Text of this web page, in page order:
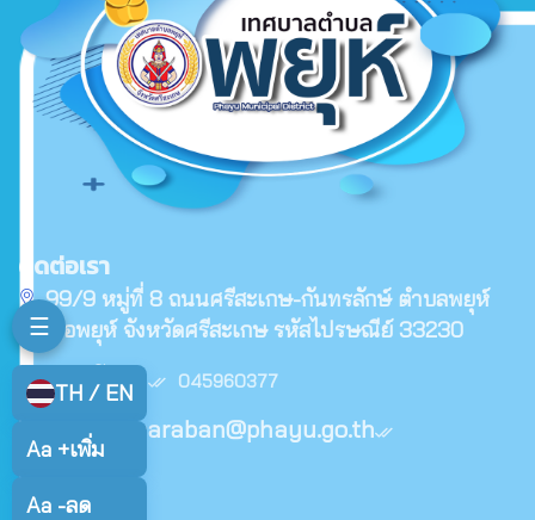
☰
TH / EN
Aa +เพิ่ม
Aa -ลด
ติดต่อเรา
99/9 หมู่ที่ 8 ถนนศรีสะเกษ-กันทรลักษ์ ตำบลพยุห์
อำเภอพยุห์ จังหวัดศรีสะเกษ รหัสไปรษณีย์ 33230
เบอร์โทร : 045960377
E-mail : saraban@phayu.go.th